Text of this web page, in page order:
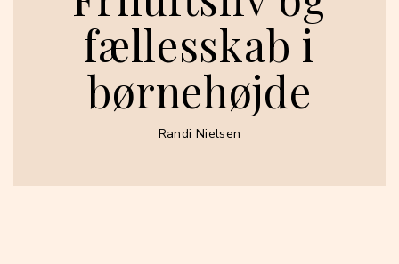
fællesskab i
børnehøjde
Randi Nielsen